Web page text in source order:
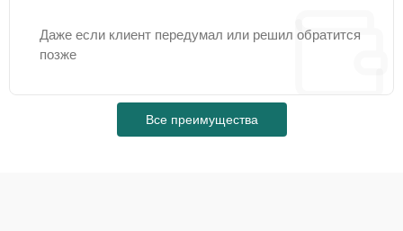
Даже если клиент передумал или решил обратится
позже
Все преимущества